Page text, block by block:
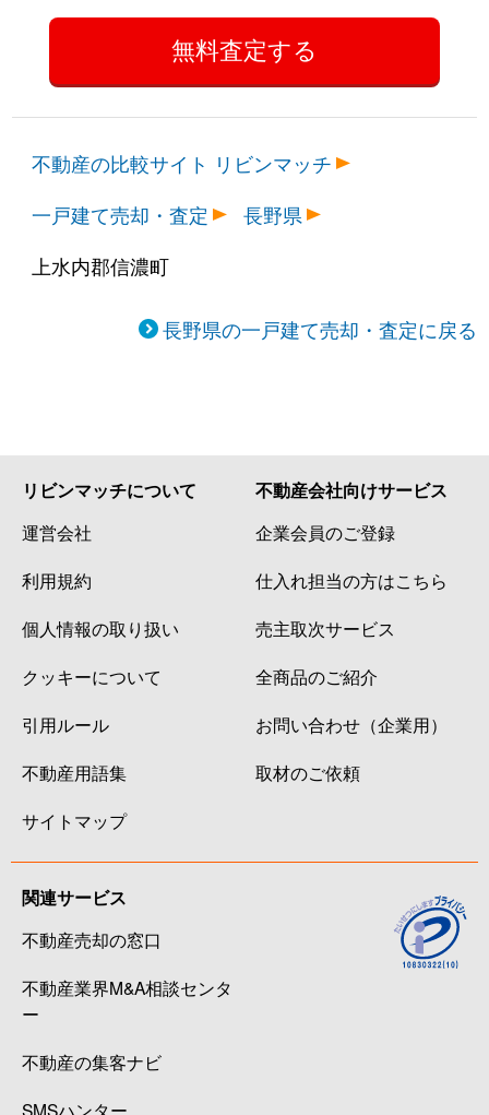
不動産の比較サイト リビンマッチ
一戸建て売却・査定
長野県
上水内郡信濃町
長野県の一戸建て売却・査定に戻る
リビンマッチについて
運営会社
利用規約
個人情報の取り扱い
クッキーについて
引用ルール
不動産用語集
サイトマップ
不動産会社向けサービス
企業会員のご登録
仕入れ担当の方はこちら
売主取次サービス
全商品のご紹介
お問い合わせ（企業用）
取材のご依頼
関連サービス
不動産売却の窓口
不動産業界M&A相談センタ
ー
不動産の集客ナビ
SMSハンター